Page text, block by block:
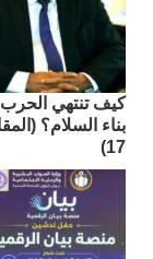
كيف تنتهي الحرب
17)